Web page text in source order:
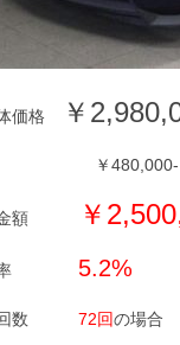
価格 ￥
￥480,000-
金額 ￥
年率 5.2%
回数 72回の場合